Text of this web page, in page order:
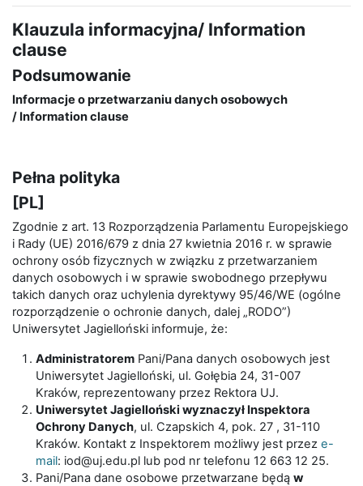
Klauzula informacyjna/ Information
clause
Podsumowanie
Informacje o przetwarzaniu danych osobowych
/ Information clause
Pełna polityka
[PL]
Zgodnie z art. 13 Rozporządzenia Parlamentu Europejskiego
i Rady (UE) 2016/679 z dnia 27 kwietnia 2016 r. w sprawie
ochrony osób fizycznych w związku z przetwarzaniem
danych osobowych i w sprawie swobodnego przepływu
takich danych oraz uchylenia dyrektywy 95/46/WE (ogólne
rozporządzenie o ochronie danych, dalej „RODO”)
Uniwersytet Jagielloński informuje, że:
Administratorem Pani/Pana danych osobowych jest
Uniwersytet Jagielloński, ul. Gołębia 24, 31-007
Kraków, reprezentowany przez Rektora UJ.
Uniwersytet Jagielloński wyznaczył Inspektora
Ochrony Danych, ul. Czapskich 4, pok. 27 , 31-110
Kraków. Kontakt z Inspektorem możliwy jest przeze-
mail: iod@uj.edu.pl lub pod nr telefonu 12 663 12 25.
Pani/Pana dane osobowe przetwarzane będąw